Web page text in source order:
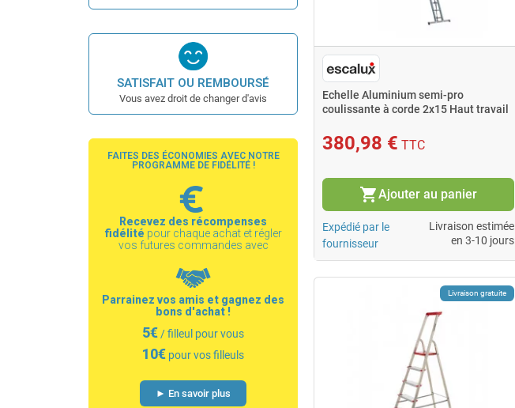
SATISFAIT OU REMBOURSÉ
Vous avez droit de changer d'avis
FAITES DES ÉCONOMIES AVEC NOTRE
PROGRAMME DE FIDÉLITÉ !
Recevez des récompenses
fidélité pour chaque achat et régler
vos futures commandes avec
Parrainez vos amis et gagnez des
bons d'achat !
5€ / filleul pour vous
10€ pour vos filleuls
► En savoir plus
Echelle Aluminium semi-pro
coulissante à corde 2x15 Haut travail
380,98 € TTC
shopping_cartAjouter au panier
Expédié par le
fournisseur
Livraison estimée
en 3-10 jours
Livraison gratuite